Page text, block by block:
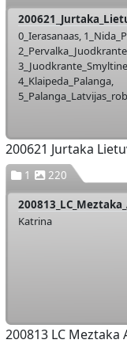
0_Ierasanaas,
4_Klaipeda_Palanga,
200621 Jurtaka
1 220
Katrina
200813 LC Meztaka